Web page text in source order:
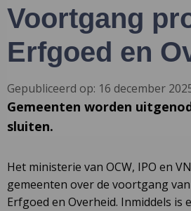
Voortgang
Erfgoed en
Gepubliceerd op: 16 december
Gemeenten worden
sluiten.
Het ministerie van OCW, IPO en
gemeenten over de voortgang
Erfgoed en Overheid. Inmiddels is